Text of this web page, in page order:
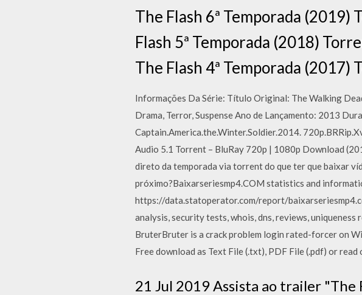
The Flash 6ª Temporada (2019)
Flash 5ª Temporada (2018)
The Flash 4ª Temporada (2017)
Informações Da Série: Título Original: The Walking
Drama, Terror, Suspense Ano de Lançamento: 2013
Captain.America.the.Winter.Soldier.2014.
Audio 5.1 Torrent – BluRay 720p | 1080p Download
direto da temporada via torrent do que ter que baixar
próximo?Baixarseriesmp4.COM statistics and
https://data.statoperator.com/report/
analysis, security tests, whois, dns, reviews,
BruterBruter is a crack problem login rated-forcer on
Free download as Text File (.txt), PDF File (.pdf) or
21 Jul 2019 Assista ao trailer "The